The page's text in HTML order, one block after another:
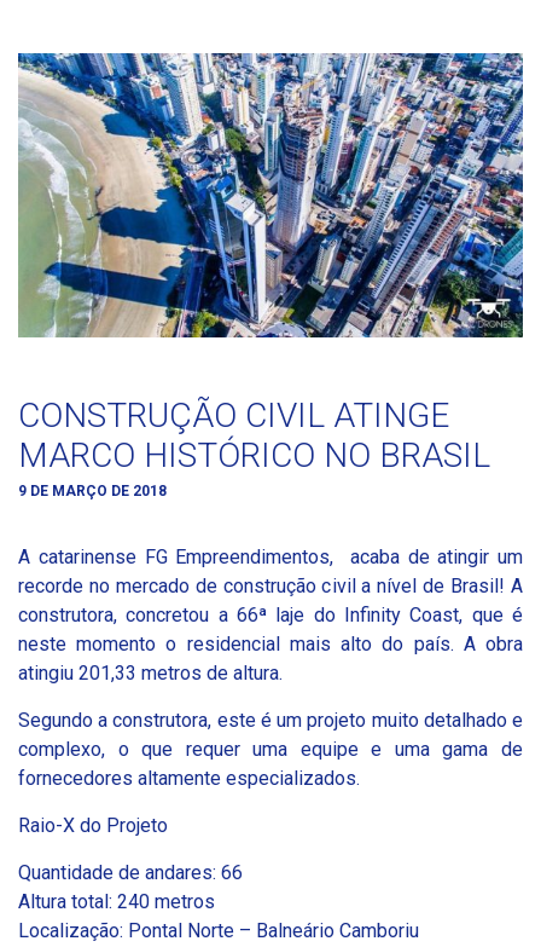
CONSTRUÇÃO CIVIL ATINGE
MARCO HISTÓRICO NO BRASIL
9 DE MARÇO DE 2018
A catarinense FG Empreendimentos, acaba de atingir um
recorde no mercado de construção civil a nível de Brasil! A
construtora, concretou a 66ª laje do Infinity Coast, que é
neste momento o residencial mais alto do país. A obra
atingiu 201,33 metros de altura.
Segundo a construtora, este é um projeto muito detalhado e
complexo, o que requer uma equipe e uma gama de
fornecedores altamente especializados.
Raio-X do Projeto
Quantidade de andares: 66
Altura total: 240 metros
Localização: Pontal Norte – Balneário Camboriu